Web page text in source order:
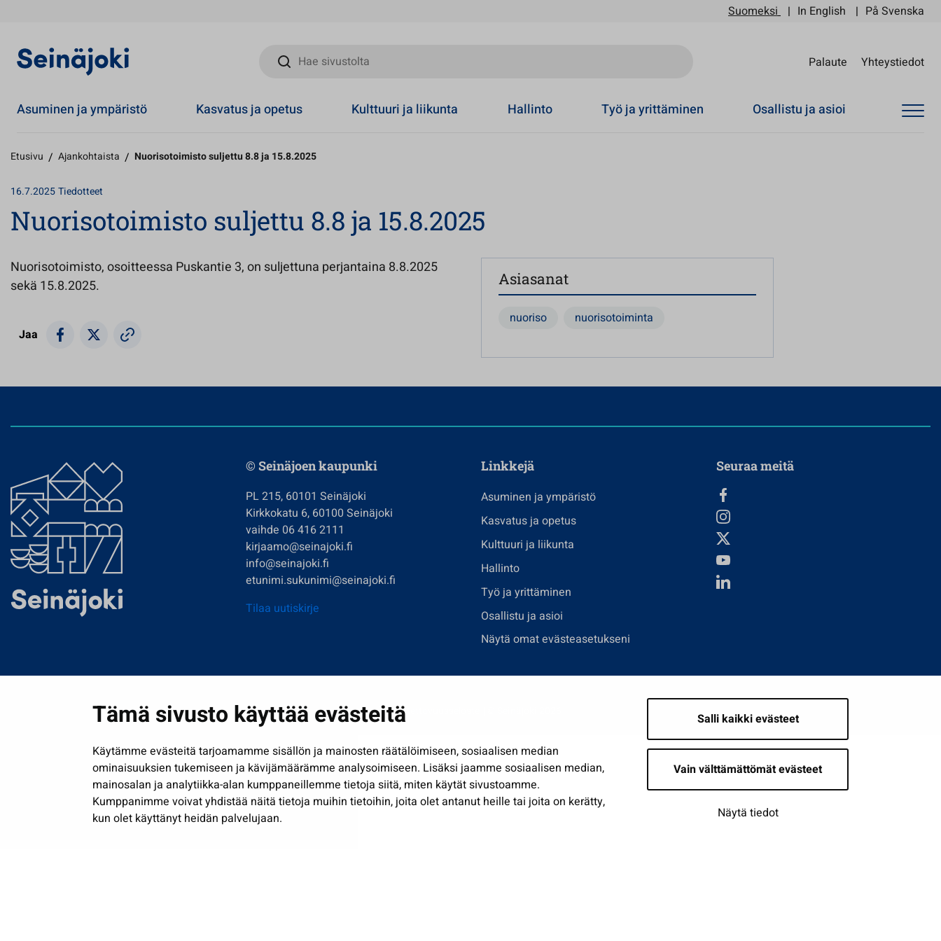
Tämä sivusto käyttää evästeitä
Käytämme evästeitä tarjoamamme sisällön ja mainosten räätälöimiseen, sosiaalisen median
ominaisuuksien tukemiseen ja kävijämäärämme analysoimiseen. Lisäksi jaamme sosiaalisen median,
mainosalan ja analytiikka-alan kumppaneillemme tietoja siitä, miten käytät sivustoamme.
Kumppanimme voivat yhdistää näitä tietoja muihin tietoihin, joita olet antanut heille tai joita on kerätty,
kun olet käyttänyt heidän palvelujaan.
Salli kaikki evästeet
Vain välttämättömät evästeet
Näytä tiedot
Suomeksi In English På Svenska
Hae sivustolta
Palaute Yhteystiedot
Asuminen ja ympäristö Kasvatus ja opetus Kulttuuri ja liikunta Hallinto Työ ja yrittäminen Osallistu ja asioi
Etusivu / Ajankohtaista / Nuorisotoimisto suljettu 8.8 ja 15.8.2025
16.7.2025Tiedotteet
Nuorisotoimisto suljettu 8.8 ja 15.8.2025
Nuorisotoimisto, osoitteessa Puskantie 3, on suljettuna perjantaina 8.8.2025
sekä 15.8.2025.
Jaa
Asiasanat
nuoriso nuorisotoiminta
© Seinäjoen kaupunki
PL 215, 60101 Seinäjoki
Kirkkokatu 6, 60100 Seinäjoki
vaihde 06 416 2111
kirjaamo@seinajoki.fi
info@seinajoki.fi
etunimi.sukunimi@seinajoki.fi
Tilaa uutiskirje
Linkkejä
Asuminen ja ympäristö
Kasvatus ja opetus
Kulttuuri ja liikunta
Hallinto
Työ ja yrittäminen
Osallistu ja asioi
Näytä omat evästeasetukseni
Seuraa meitä
Saavutettavuusseloste